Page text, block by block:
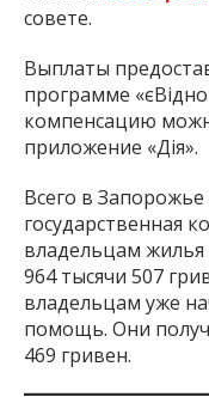
совете.
Выплаты
программе
компенсацию
приложение «Дія».
Всего в
государственная
владельцам
964 тысячи 507
владельцам уже
помощь. Они
469 гривен.